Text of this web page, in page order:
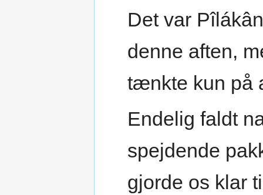
Det var
denne aften,
tænkte kun på
Endelig faldt
spejdende
gjorde os klar